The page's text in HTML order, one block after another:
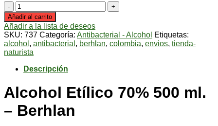
Alcohol
Etílico
70%
500
ml.
-
Berhlan
cantidad
Añadir al carrito
Añadir a la lista de deseos
SKU: 737 Categoría: Antibacterial - Alcohol Etiquetas:
alcohol , antibacterial , berhlan, colombia, envios, tienda-
naturista
Descripción
Alcohol Etílico 70% 500 ml.
– Berhlan